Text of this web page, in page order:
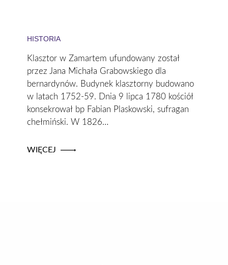
HISTORIA
Klasztor w Zamartem ufundowany został
przez Jana Michała Grabowskiego dla
bernardynów. Budynek klasztorny budowano
w latach 1752-59. Dnia 9 lipca 1780 kościół
konsekrował bp Fabian Plaskowski, sufragan
chełmiński. W 1826…
WIĘCEJ